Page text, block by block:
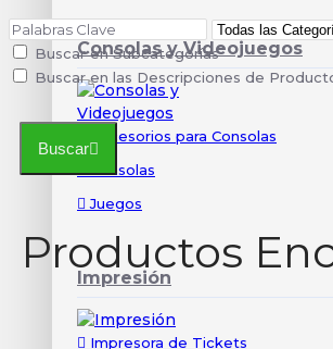
Consolas y Videojuegos
Accesorios para Consolas
Consolas
Juegos
Impresión
Impresora de Tickets
Buscar en Subcategorías
Buscar en las Descripciones de
Buscar
Productos